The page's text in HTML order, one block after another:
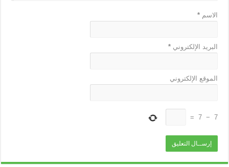
الاسم*
البريد الإلكتروني*
الموقع الإلكتروني
7
−
7
=